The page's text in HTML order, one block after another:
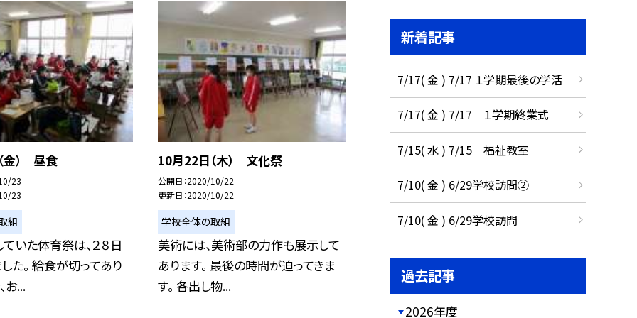
金） 昼食
23
23
組
いた体育祭は、２８日
た。 給食が切ってあり
お...
10月22日（木） 文化祭
公開日 2020/10/22
更新日 2020/10/22
学校全体の取組
美術には、美術部の力作も展示して
あります。 最後の時間が迫ってきま
す。 各出し物...
新着記事
7/17( 金 ) 7/17 １学期最後の学活
7/17( 金 ) 7/17 １学期終業式
7/15( 水 ) 7/15 福祉教室
7/10( 金 ) 6/29学校訪問②
7/10( 金 ) 6/29学校訪問
過去記事
2026年度